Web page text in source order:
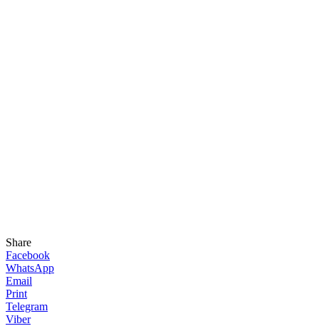
Share
Facebook
WhatsApp
Email
Print
Telegram
Viber